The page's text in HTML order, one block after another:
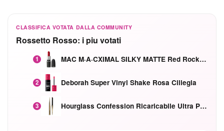
CLASSIFICA VOTATA DALLA COMMUNITY
Rossetto Rosso: i piu votati
1 MAC M·A·CXIMAL SILKY MATTE Red Rock mat
2 Deborah Super Vinyl Shake Rosa Ciliegia
3 Hourglass Confession Ricaricabile Ultra Preciso Ad Alta Intensità Secretly Classic Red